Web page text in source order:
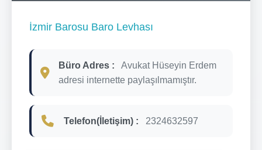
İzmir Barosu Baro Levhası
Büro Adres :
Avukat Hüseyin Erdem
adresi internette paylaşılmamıştır.
Telefon(İletişim) : 2324632597